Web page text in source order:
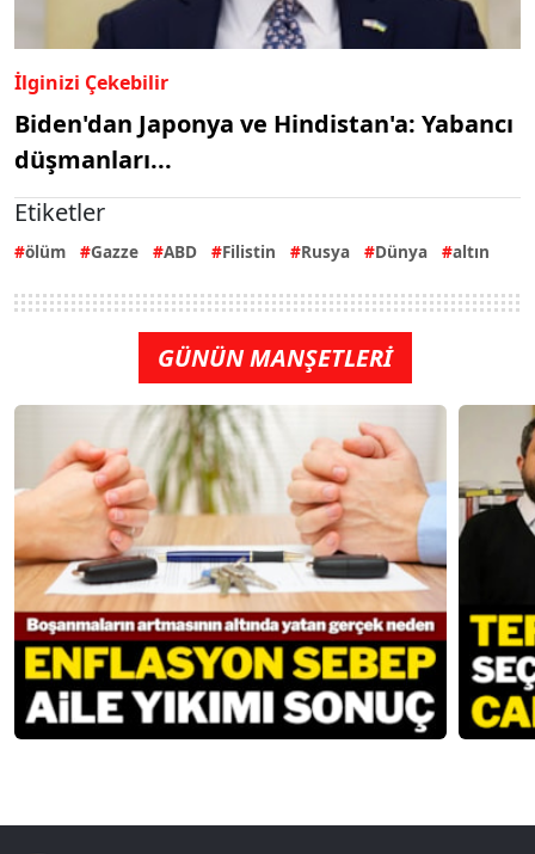
İlginizi Çekebilir
Biden'dan Japonya ve Hindistan'a: Yabancı
düşmanları...
Etiketler
ölüm Gazze ABD Filistin Rusya Dünya altın
GÜNÜN MANŞETLERİ